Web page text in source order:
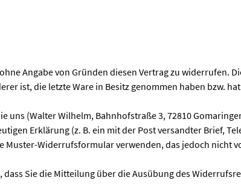
Angabe von Gründen diesen Vertrag zu widerrufen.
ist, die letzte Ware in Besitz genommen haben bzw.
uns (Walter Wilhelm, Bahnhofstraße 3, 72810
Erklärung (z. B. ein mit der Post versandter Brief,
Muster-Widerrufsformular verwenden, das jedoch nicht
Sie die Mitteilung über die Ausübung des